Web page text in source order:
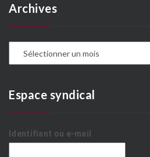
Archives
Espace syndical
Identifiant ou e-mail